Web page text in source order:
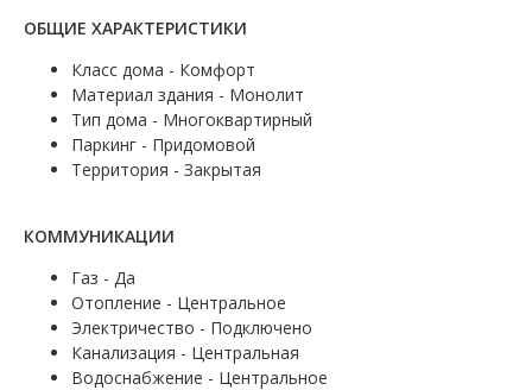
ОБЩИЕ ХАРАКТЕРИСТИКИ
Класс дома - Комфорт
Материал здания - Монолит
Тип дома - Многоквартирный
Паркинг - Придомовой
Территория - Закрытая
КОММУНИКАЦИИ
Газ - Да
Отопление - Центральное
Электричество - Подключено
Канализация - Центральная
Водоснабжение - Центральное